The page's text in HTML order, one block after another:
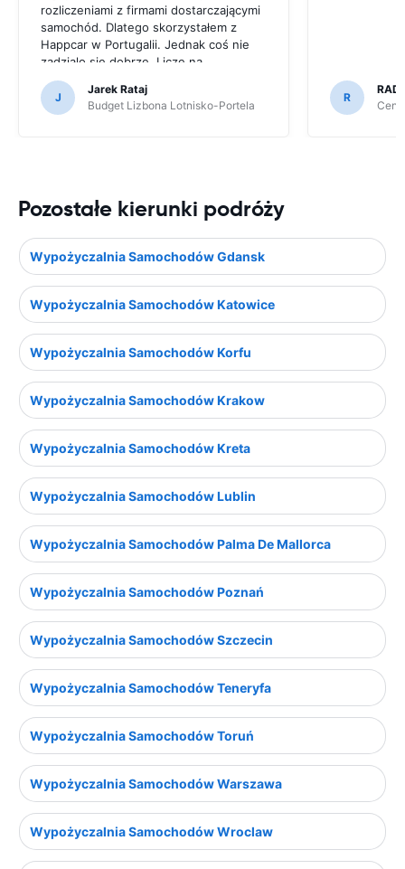
rozliczeniami z firmami dostarczającymi
samochód. Dlatego skorzystałem z
Happcar w Portugalii. Jednak coś nie
zadzialo się dobrze. Liczę na
wyjaśnienie sprawy.
J
Jarek Rataj
Budget Lizbona Lotnisko-Portela
R
Pozostałe kierunki podróży
Wypożyczalnia Samochodów Gdansk
Wypożyczalnia Samochodów Katowice
Wypożyczalnia Samochodów Korfu
Wypożyczalnia Samochodów Krakow
Wypożyczalnia Samochodów Kreta
Wypożyczalnia Samochodów Lublin
Wypożyczalnia Samochodów Palma De Mallorca
Wypożyczalnia Samochodów Poznań
Wypożyczalnia Samochodów Szczecin
Wypożyczalnia Samochodów Teneryfa
Wypożyczalnia Samochodów Toruń
Wypożyczalnia Samochodów Warszawa
Wypożyczalnia Samochodów Wroclaw